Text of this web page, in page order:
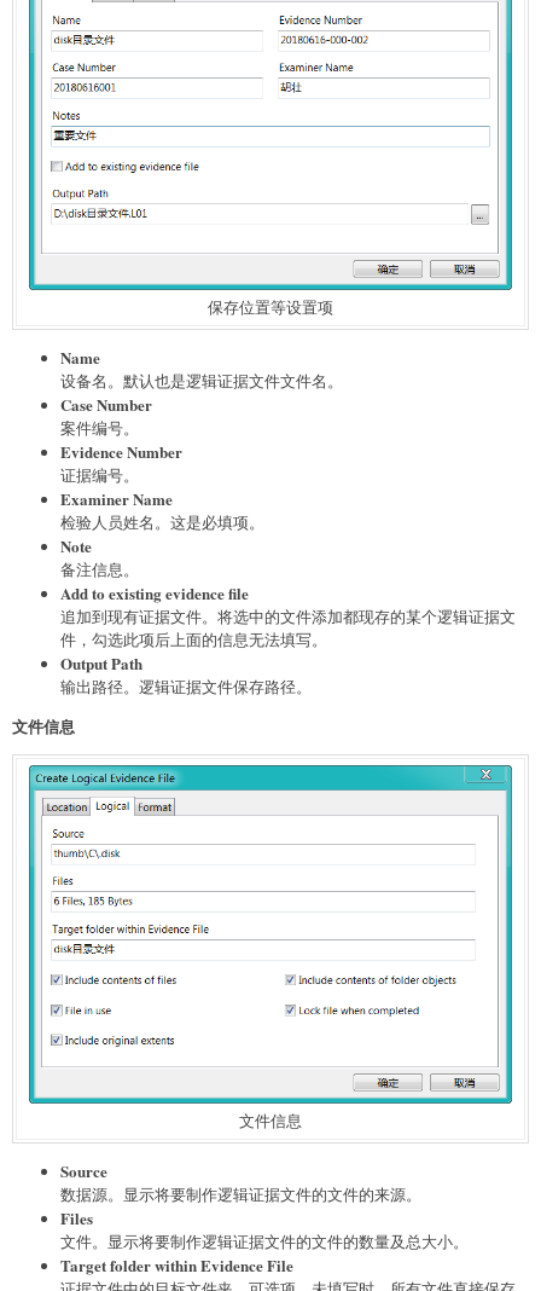
保存位置等设置项
Name
设备名。默认也是逻辑证据文件文件名。
Case Number
案件编号。
Evidence Number
证据编号。
Examiner Name
检验人员姓名。这是必填项。
Note
备注信息。
Add to existing evidence file
追加到现有证据文件。将选中的文件添加都现存的某个逻辑证据文
件，勾选此项后上面的信息无法填写。
Output Path
输出路径。逻辑证据文件保存路径。
文件信息
文件信息
Source
数据源。显示将要制作逻辑证据文件的文件的来源。
Files
文件。显示将要制作逻辑证据文件的文件的数量及总大小。
Target folder within Evidence File